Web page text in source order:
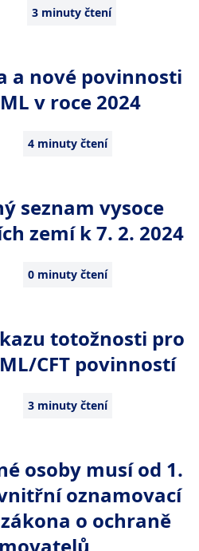
3 minuty čtení
4 minuty čtení
a nové povinnosti
v roce 2024
0 minuty čtení
seznam vysoce
zemí k 7. 2. 2024
3 minuty čtení
totožnosti pro
CFT povinností
osoby musí od 1.
oznamovací
o ochraně